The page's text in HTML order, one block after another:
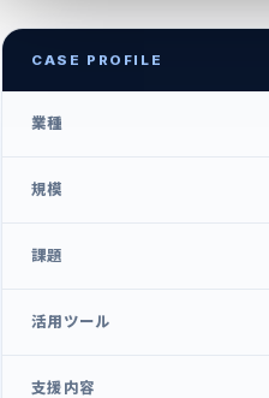
CASE PROFILE
業種
規模
課題
活用ツール
支援内容